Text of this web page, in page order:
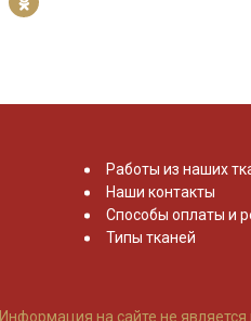
Работы из наших
Наши контакты
Способы оплаты и
Типы тканей
Информация на сайте не является